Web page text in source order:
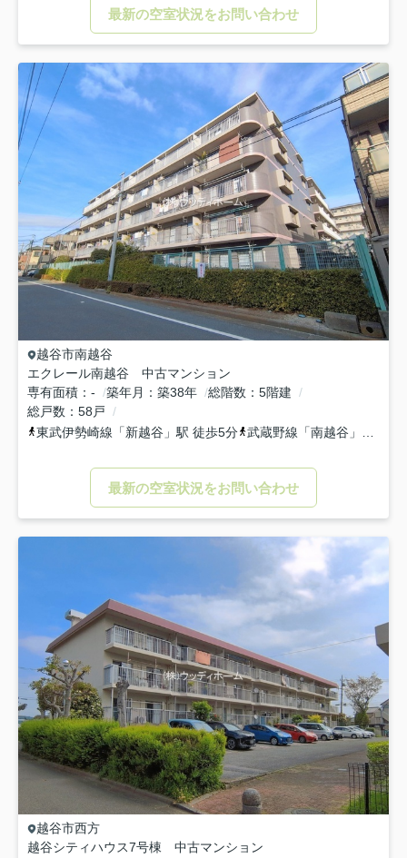
最新の空室状況をお問い合わせ
越谷市南越谷
エクレール南越谷 中古マンション
専有面積
- 築年月 築38年 総階数
5階建
総戸数
58戸
東武伊勢崎線 「新越谷 」駅 徒歩5分 武蔵野線 「南越谷 」駅 徒歩6分
最新の空室状況をお問い合わせ
越谷市西方
越谷シティハウス7号棟 中古マンション